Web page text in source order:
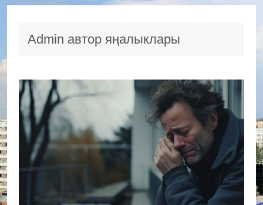
Admin автор яңалыклары